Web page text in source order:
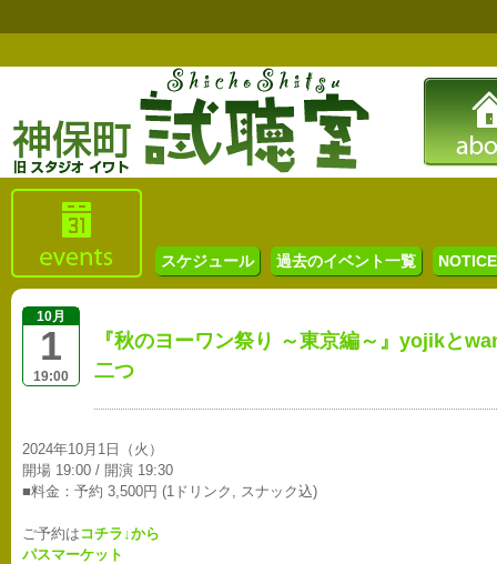
スケジュール 過去のイベント一覧
10月
1
19:00
『秋のヨーワン祭り ～東京編～』yojikと
二つ
2024年10月1日（火）
開場 19:00 / 開演 19:30
■料金：予約 3,500円 (1ドリンク, スナック込)
ご予約は コチラ↓から
パスマーケット